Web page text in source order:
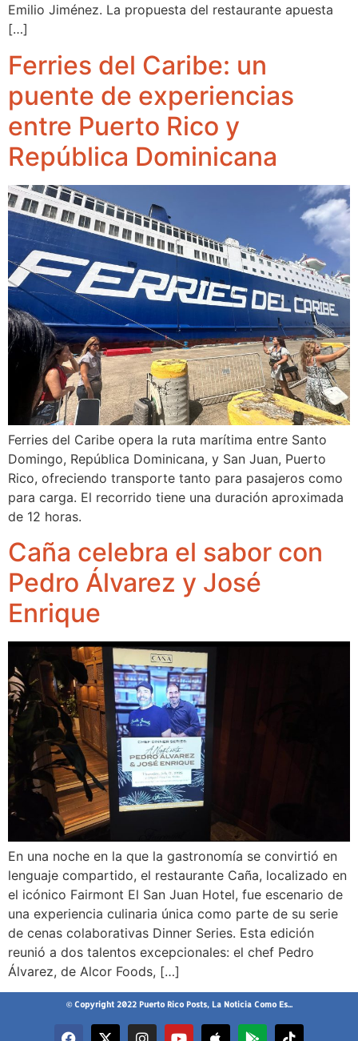
Emilio Jiménez. La propuesta del restaurante apuesta
[…]
Ferries del Caribe: un
puente de experiencias
entre Puerto Rico y
República Dominicana
Ferries del Caribe opera la ruta marítima entre Santo
Domingo, República Dominicana, y San Juan, Puerto
Rico, ofreciendo transporte tanto para pasajeros como
para carga. El recorrido tiene una duración aproximada
de 12 horas.
Caña celebra el sabor con
Pedro Álvarez y José
Enrique
En una noche en la que la gastronomía se convirtió en
lenguaje compartido, el restaurante Caña, localizado en
el icónico Fairmont El San Juan Hotel, fue escenario de
una experiencia culinaria única como parte de su serie
de cenas colaborativas Dinner Series. Esta edición
reunió a dos talentos excepcionales: el chef Pedro
Álvarez, de Alcor Foods, […]
© Copyright 2022 Puerto Rico Posts, La Noticia Como Es...